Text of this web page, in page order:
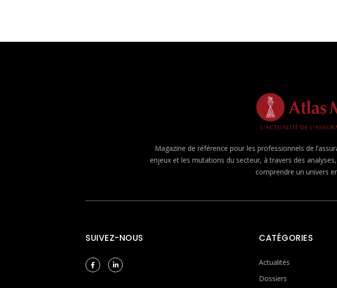
Magazine de référence pour les professionnels de
enjeux et les mutations du secteur, à travers des
comprendre un univers
SUIVEZ-NOUS CATÉGORIES
Actualités
Dossiers